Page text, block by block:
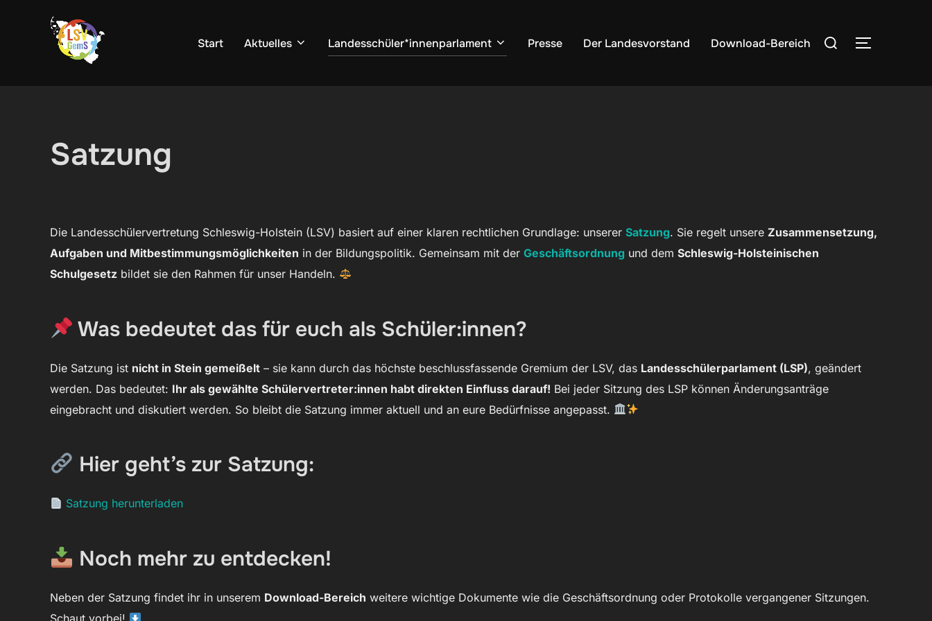
Start Aktuelles Landesschüler*innenparlament Presse Der Landesvorstand Download-Bereich
Suchen
Satzung
Die Landesschülervertretung Schleswig-Holstein (LSV) basiert auf einer klaren rechtlichen Grundlage: unserer Satzung. Sie regelt unsere Zusammensetzung,
Aufgaben und Mitbestimmungsmöglichkeiten in der Bildungspolitik. Gemeinsam mit der Geschäftsordnung und dem Schleswig-Holsteinischen
Schulgesetz bildet sie den Rahmen für unser Handeln.
Was bedeutet das für euch als Schüler:innen?
Die Satzung ist nicht in Stein gemeißelt – sie kann durch das höchste beschlussfassende Gremium der LSV, das Landesschülerparlament (LSP), geändert
werden. Das bedeutet: Ihr als gewählte Schülervertreter:innen habt direkten Einfluss darauf! Bei jeder Sitzung des LSP können Änderungsanträge
eingebracht und diskutiert werden. So bleibt die Satzung immer aktuell und an eure Bedürfnisse angepasst.
Hier geht’s zur Satzung:
Satzung herunterladen
Noch mehr zu entdecken!
Neben der Satzung findet ihr in unserem Download-Bereich weitere wichtige Dokumente wie die Geschäftsordnung oder Protokolle vergangener Sitzungen.